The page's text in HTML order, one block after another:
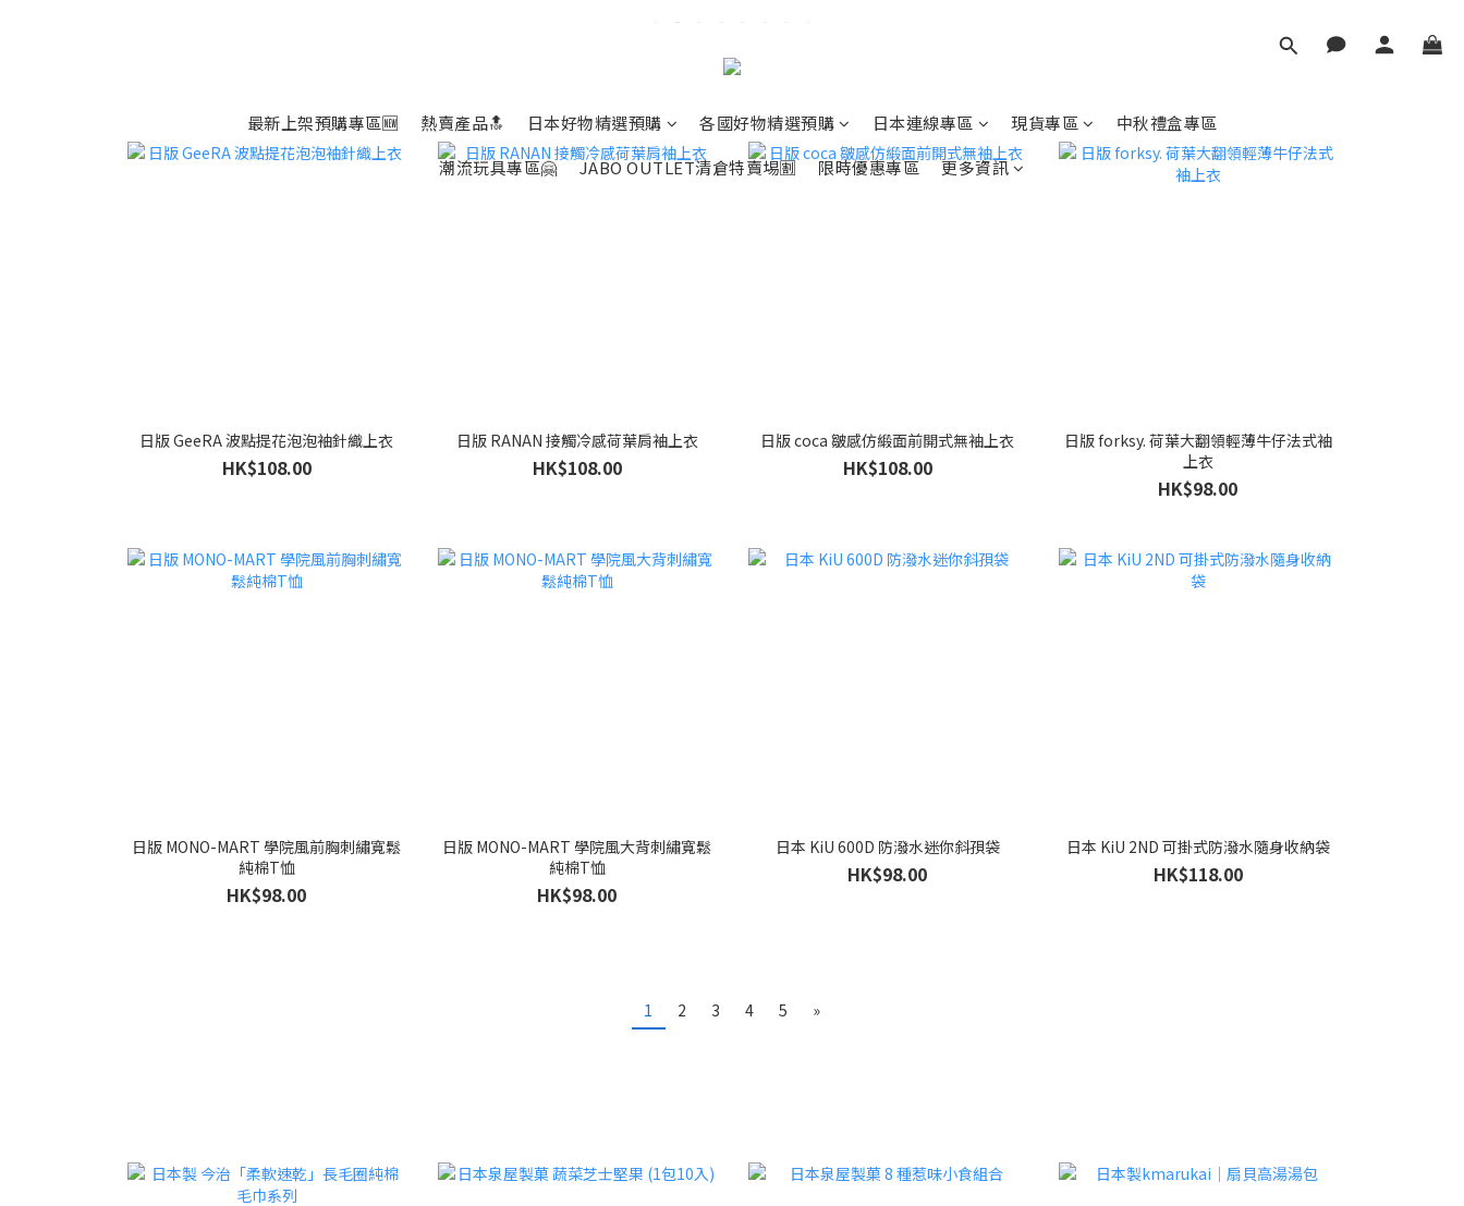
最新上架預購專區🆕 熱賣產品🔝 日本好物精選預購 各國好物精選預購 日本連線專區 現貨專區
中秋禮盒專區
潮流玩具專區🤗
JABO OUTLET清倉特賣埸🈹 限時優惠專區 更多資訊
日版 GeeRA 波點提花泡泡袖針織上衣
HK$108.00
日版 RANAN 接觸冷感荷葉肩袖上衣
HK$108.00
日版 coca 皺感仿緞面前開式無袖上衣
HK$108.00
日版 forksy. 荷葉大翻領輕薄牛仔法式袖
上衣
HK$98.00
日版 MONO-MART 學院風前胸刺繡寬鬆
純棉T恤
HK$98.00
日版 MONO-MART 學院風大背刺繡寬鬆
純棉T恤
HK$98.00
日本 KiU 600D 防潑水迷你斜孭袋
HK$98.00
日本 KiU 2ND 可掛式防潑水隨身收納袋
HK$118.00
1 2 3 4 5 »